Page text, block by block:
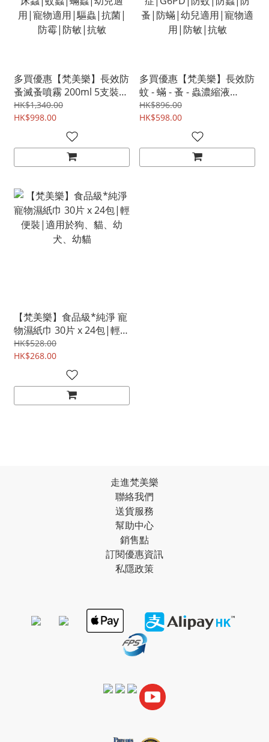
多買優惠【梵美樂】長效防
蚤滅蚤噴霧 200ml 5支裝
蠶豆症|G6PD|防蚤|跳蚤|
床蝨|蚊蟲|蟎蟲|幼兒適
用|寵物適用|驅蟲|抗菌|
防霉|防敏|抗敏
HK$1,340.00
HK$998.00
多買優惠【梵美樂】長效防
蚊 - 蟎 - 蚤 - 蟲濃縮液
200ml 3支裝|蠶豆
症|G6PD|防蚊|防蟲|防
蚤|防蟎|幼兒適用|寵物適
用|防敏|抗敏
HK$896.00
HK$598.00
【梵美樂】食品級*純淨 寵
物濕紙巾 30片 x 24包|輕便
裝|適用於狗、貓、幼犬、
幼貓
HK$528.00
HK$268.00
走進梵美樂
聯絡我們
送貨服務
幫助中心
銷售點
訂閱優惠資訊
私隱政策